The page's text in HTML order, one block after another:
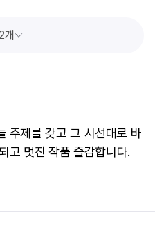
개
주제를 갖고 그 시선대로 바
고 멋진 작품 즐감합니다.